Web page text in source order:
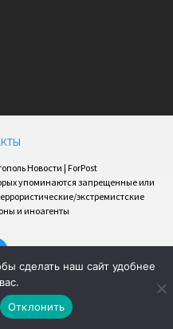
Новости | ForPost
упоминаются запрещенные или
экстремистские
и иноагенты
сделать наш сайт удобнее
Отклонить